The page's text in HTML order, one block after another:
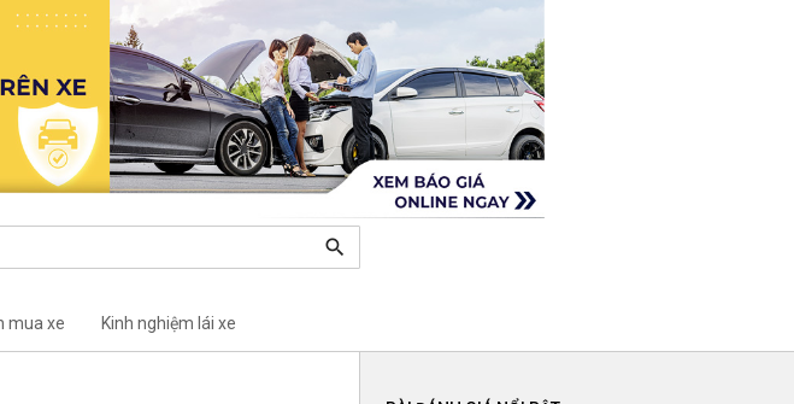
search
mua xe Kinh nghiệm lái xe